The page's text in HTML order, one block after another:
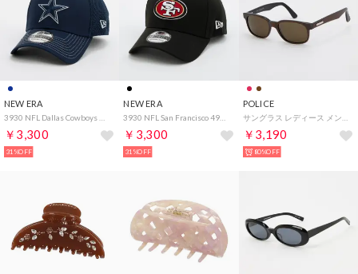
NEW ERA
3930 NFL Dallas Cowboys （NAVY）
￥3,300
31%OFF
NEW ERA
3930 NFL San Francisco 49Ers （BLACK）
￥3,300
31%OFF
POLICE
サングラス レディース メンズ （ブラウン2）
￥3,190
80%OFF